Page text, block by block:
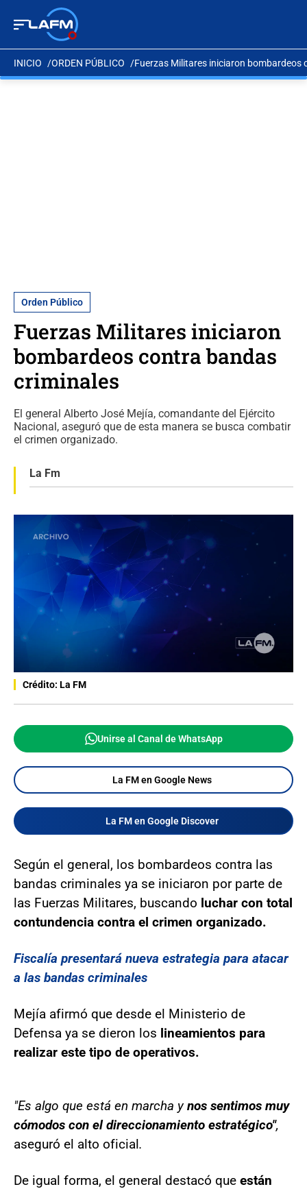
INICIO ORDEN PÚBLICO Fuerzas Militares iniciaron bombardeos
Orden Público
Fuerzas Militares iniciaron
bombardeos contra bandas
criminales
El general Alberto José Mejía, comandante del Ejército
Nacional, aseguró que de esta manera se busca combatir
el crimen organizado.
La Fm
Crédito: La FM
Unirse al Canal de WhatsApp
La FM en Google News
La FM en Google Discover
Según el general, los bombardeos contra las
bandas criminales ya se iniciaron por parte de
las Fuerzas Militares, buscando luchar con total
contundencia contra el crimen organizado.
Fiscalía presentará nueva estrategia para atacar
a las bandas criminales
Mejía afirmó que desde el Ministerio de
Defensa ya se dieron los lineamientos para
realizar este tipo de operativos.
"Es algo que está en marcha ynos sentimos muy
cómodos con el direccionamiento estratégico",
aseguró el alto oficial.
De igual forma, el general destacó que están